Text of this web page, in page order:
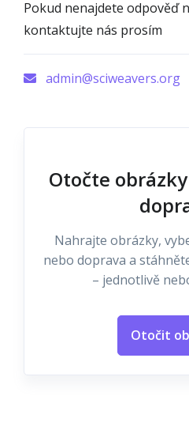
Pokud nenajdete odpověď
kontaktujte nás prosím
admin@sciweavers.org
Otočte
Nahrajte obrázky,
nebo doprava a
– jednotlivě
Otočit